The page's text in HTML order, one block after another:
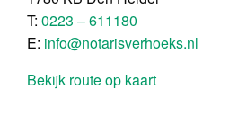
T: 0223 – 611180
E: info@notarisverhoeks.nl
Bekijk route op kaart